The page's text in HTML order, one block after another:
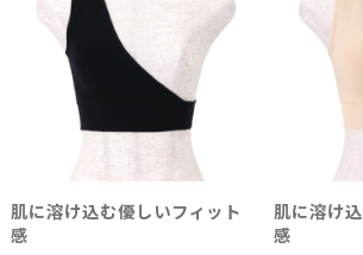
肌に溶け込む優しいフィット
感
肌に溶け
感